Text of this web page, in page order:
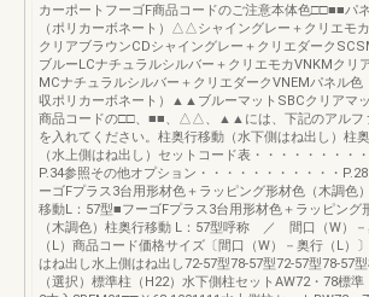
カーポートフーゴF商品コードのご注意本体色□□■■パ
（ポリカーボネート）△△シャイングレー＋クリエモ
クリアブラウンCDシャイングレー＋クリエダーク
ブルーLCナチュラルシルバー＋クリエモカVNKMクリ
MCナチュラルシルバー＋クリエダークVNEMパネル色
収ポリカーボネート）▲▲ブルーマットSBCクリアマ
商品コードの□□、■■、△△、▲▲には、下記のアルフ
を入れてください。柱奥行移動（水下側はね出し）柱
（水上側はね出し）セットコード表・・・・・・・・
P.34参照その他オプション・・・・・・・・・・・
ーゴFプラス3台用形材色＋ラッピング形材色（木調色
移動L：57型■フーゴFプラス3台用形材色＋ラッピング
（木調色）柱奥行移動 L：57型呼称 ／ 間口（W）
（L）商品コード価格サイズ〔間口（W）－奥行（L）
はね出し水上側はね出し72-57型78-57型72-57型78-57型
（選択）標準柱（H22）水下側柱セットAW72・78標準